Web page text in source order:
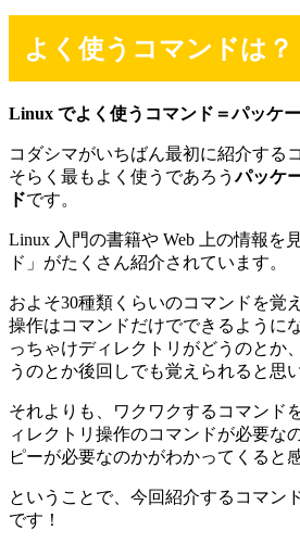
よく使うコマンドは？
Linux でよく使うコマンド＝パッケ
コダシマがいちばん最初に紹介する
そらく最もよく使うであろうパッケ
ドです。
Linux 入門の書籍や Web 上の情報を
ド」がたくさん紹介されています。
およそ30種類くらいのコマンドを覚
操作はコマンドだけでできるように
っちゃけディレクトリがどうのとか
うのとか後回しでも覚えられると思
それよりも、ワクワクするコマンド
ィレクトリ操作のコマンドが必要な
ピーが必要なのかがわかってくると
ということで、今回紹介するコマン
です！